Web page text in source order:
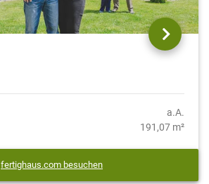
a.A.
191,07 m²
fertighaus.com besuchen